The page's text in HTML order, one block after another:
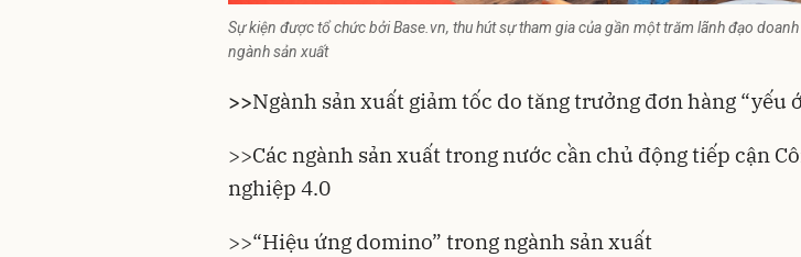
Sự kiện được tổ chức bởi Base.vn, thu hút sự tham gia của gần một trăm lãnh đạo
ngành sản xuất
>>Ngành sản xuất giảm tốc do tăng trưởng đơn hàng “yếu
>>Các ngành sản xuất trong nước cần chủ động tiếp cận
nghiệp 4.0
>>“Hiệu ứng domino” trong ngành sản xuất